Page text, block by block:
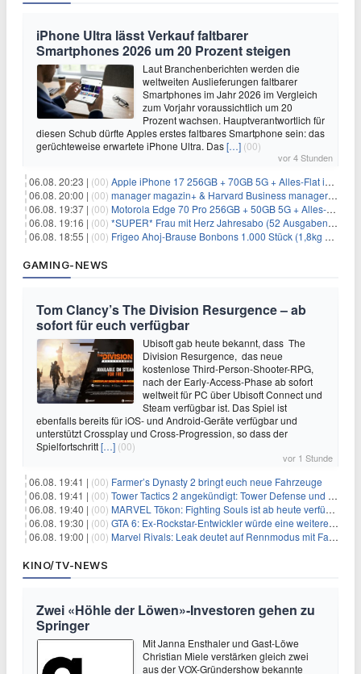
iPhone Ultra lässt Verkauf faltbarer
Smartphones 2026 um 20 Prozent steigen
Laut Branchenberichten werden die
weltweiten Auslieferungen faltbarer
Smartphones im Jahr 2026 im Vergleich
zum Vorjahr voraussichtlich um 20
Prozent wachsen. Hauptverantwortlich für
diesen Schub dürfte Apples erstes faltbares Smartphone sein: das
gerüchteweise erwartete iPhone Ultra. Das[…] (00)
vor 4 Stunden
06.08. 20:23 | (00) Apple iPhone 17 256GB + 70GB 5G + Alles-Flat im Vodafone-Netz für 34,99€/Monat – eff. 4,65€/Monat
06.08. 20:00 | (00) manager magazin+ & Harvard Business manager+ Digital-Kombi-Abo 1 Monat kostenlos
06.08. 19:37 | (00) Motorola Edge 70 Pro 256GB + 50GB 5G + Alles-Flat im Vodafone-Netz für 19,99€/Monat – eff. 0,61€/Monat
06.08. 19:16 | (00) *SUPER* Frau mit Herz Jahresabo (52 Ausgaben) für 161,40€ + bis zu 150€ Prämie
06.08. 18:55 | (00) Frigeo Ahoj-Brause Bonbons 1.000 Stück (1,8kg Eimer) für 6,29€
GAMING-NEWS
Tom Clancy’s The Division Resurgence – ab
sofort für euch verfügbar
Ubisoft gab heute bekannt, dass The
Division Resurgence, das neue
kostenlose Third-Person-Shooter-RPG,
nach der Early-Access-Phase ab sofort
weltweit für PC über Ubisoft Connect und
Steam verfügbar ist. Das Spiel ist
ebenfalls bereits für iOS- und Android-Geräte verfügbar und
unterstützt Crossplay und Cross-Progression, so dass der
Spielfortschritt[…] (00)
vor 1 Stunde
06.08. 19:41 | (00) Farmer’s Dynasty 2 bringt euch neue Fahrzeuge
06.08. 19:41 | (00) Tower Tactics 2 angekündigt: Tower Defense und Deckbuilding Kombo kehrt zurück
06.08. 19:40 | (00) MARVEL Tōkon: Fighting Souls ist ab heute verfügbar
06.08. 19:30 | (00) GTA 6: Ex-Rockstar-Entwickler würde eine weitere Verschiebung nicht überraschen
06.08. 19:00 | (00) Marvel Rivals: Leak deutet auf Rennmodus mit Fahrzeugen hin
KINO/TV-NEWS
Zwei «Höhle der Löwen»-Investoren gehen zu
Springer
Mit Janna Ensthaler und Gast-Löwe
Christian Miele verstärken gleich zwei
aus der VOX-Gründershow bekannte